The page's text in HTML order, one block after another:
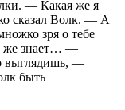
— Какая же я
сказал Волк. — А
зря о тебе
же знает… —
выглядишь, —
быть